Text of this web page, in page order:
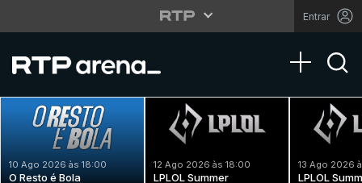
Entrar
Toggle
10 Ago 2026 às 18:00
O Resto é Bola
12 Ago 2026 às 18:00
LPLOL Summer
13 Ago 2026
LPLOL